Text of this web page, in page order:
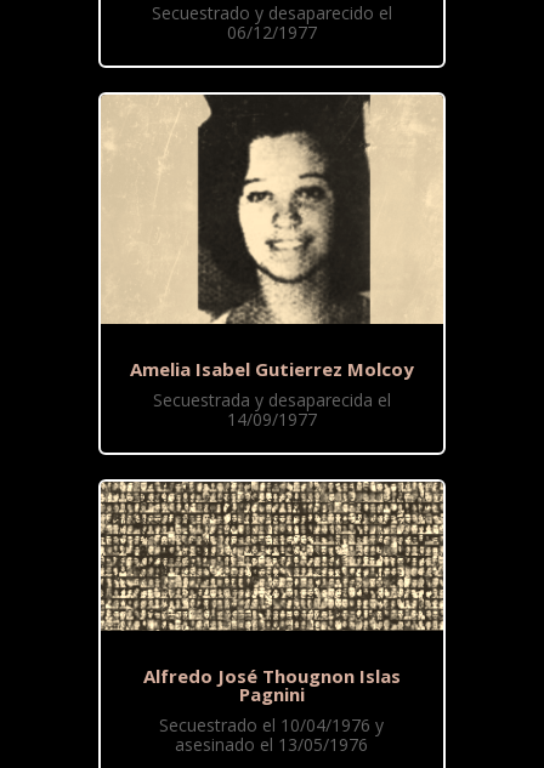
Secuestrado y desaparecido el
06/12/1977
Amelia Isabel Gutierrez Molcoy
Secuestrada y desaparecida el
14/09/1977
Alfredo José Thougnon Islas
Pagnini
Secuestrado el 10/04/1976 y
asesinado el 13/05/1976